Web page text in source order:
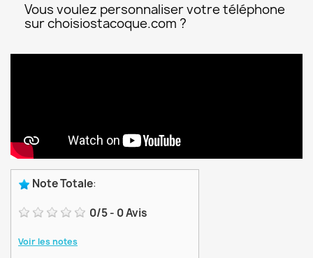
Vous voulez personnaliser votre téléphone
sur choisiostacoque.com ?
Note Totale:
0/5- 0Avis
Voir les notes